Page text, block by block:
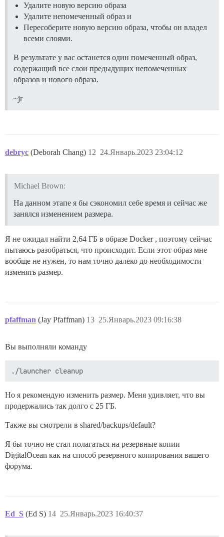
Удалите новую версию образа
Удалите непомеченный образ и
Пересоберите новую версию образа, чтобы он владел
всеми слоями.
В результате у вас останется один помеченный образ,
содержащий все слои предыдущих непомеченных
образов и нового образа.
~jr
debryc (Deborah Chang) 24.Январь.2023 23:04:12
12
Michael Brown:
На данном этапе я бы сэкономил себе время и сейчас же
занялся изменением размера.
Я не ожидал найти 2,64 ГБ в образе Docker , поэтому сейчас
пытаюсь разобраться, что происходит. Если этот образ мне
вообще не нужен, то нам точно далеко до необходимости
изменять размер.
pfaffman (Jay Pfaffman) 25.Январь.2023 09:16:38
13
Вы выполняли команду
Но я рекомендую изменить размер. Меня удивляет, что вы
продержались так долго с 25 ГБ.
Также вы смотрели в shared/backups/default?
Я бы точно не стал полагаться на резервные копии
DigitalOcean как на способ резервного копирования вашего
форума.
Ed_S (Ed S) 25.Январь.2023 16:40:37
14